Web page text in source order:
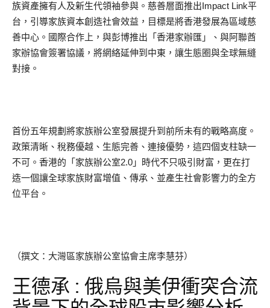
族資產擁有人及新生代領袖參與。慈善層面推出Impact Link平
台，引導家族資本創造社會效益，目標是將香港發展為區域慈
善中心。國際合作上，與彭博推出「香港家辦匯」、與阿聯酋
家辦協會簽署協議，將網絡延伸到中東，讓生態圈與全球無縫
對接。
首份五年規劃將家族辦公室發展提升到前所未有的戰略高度。
政策清晰、稅務優越、生態完善、連接優勢，這四個支柱缺一
不可。香港的「家族辦公室2.0」時代不只吸引財富，更在打
造一個讓全球家族財富增值、傳承、並產生社會影響力的全方
位平台。
（撰文：大灣區家族辦公室協會主席李慧芬）
王德承 : 俄烏與美伊衝突合流